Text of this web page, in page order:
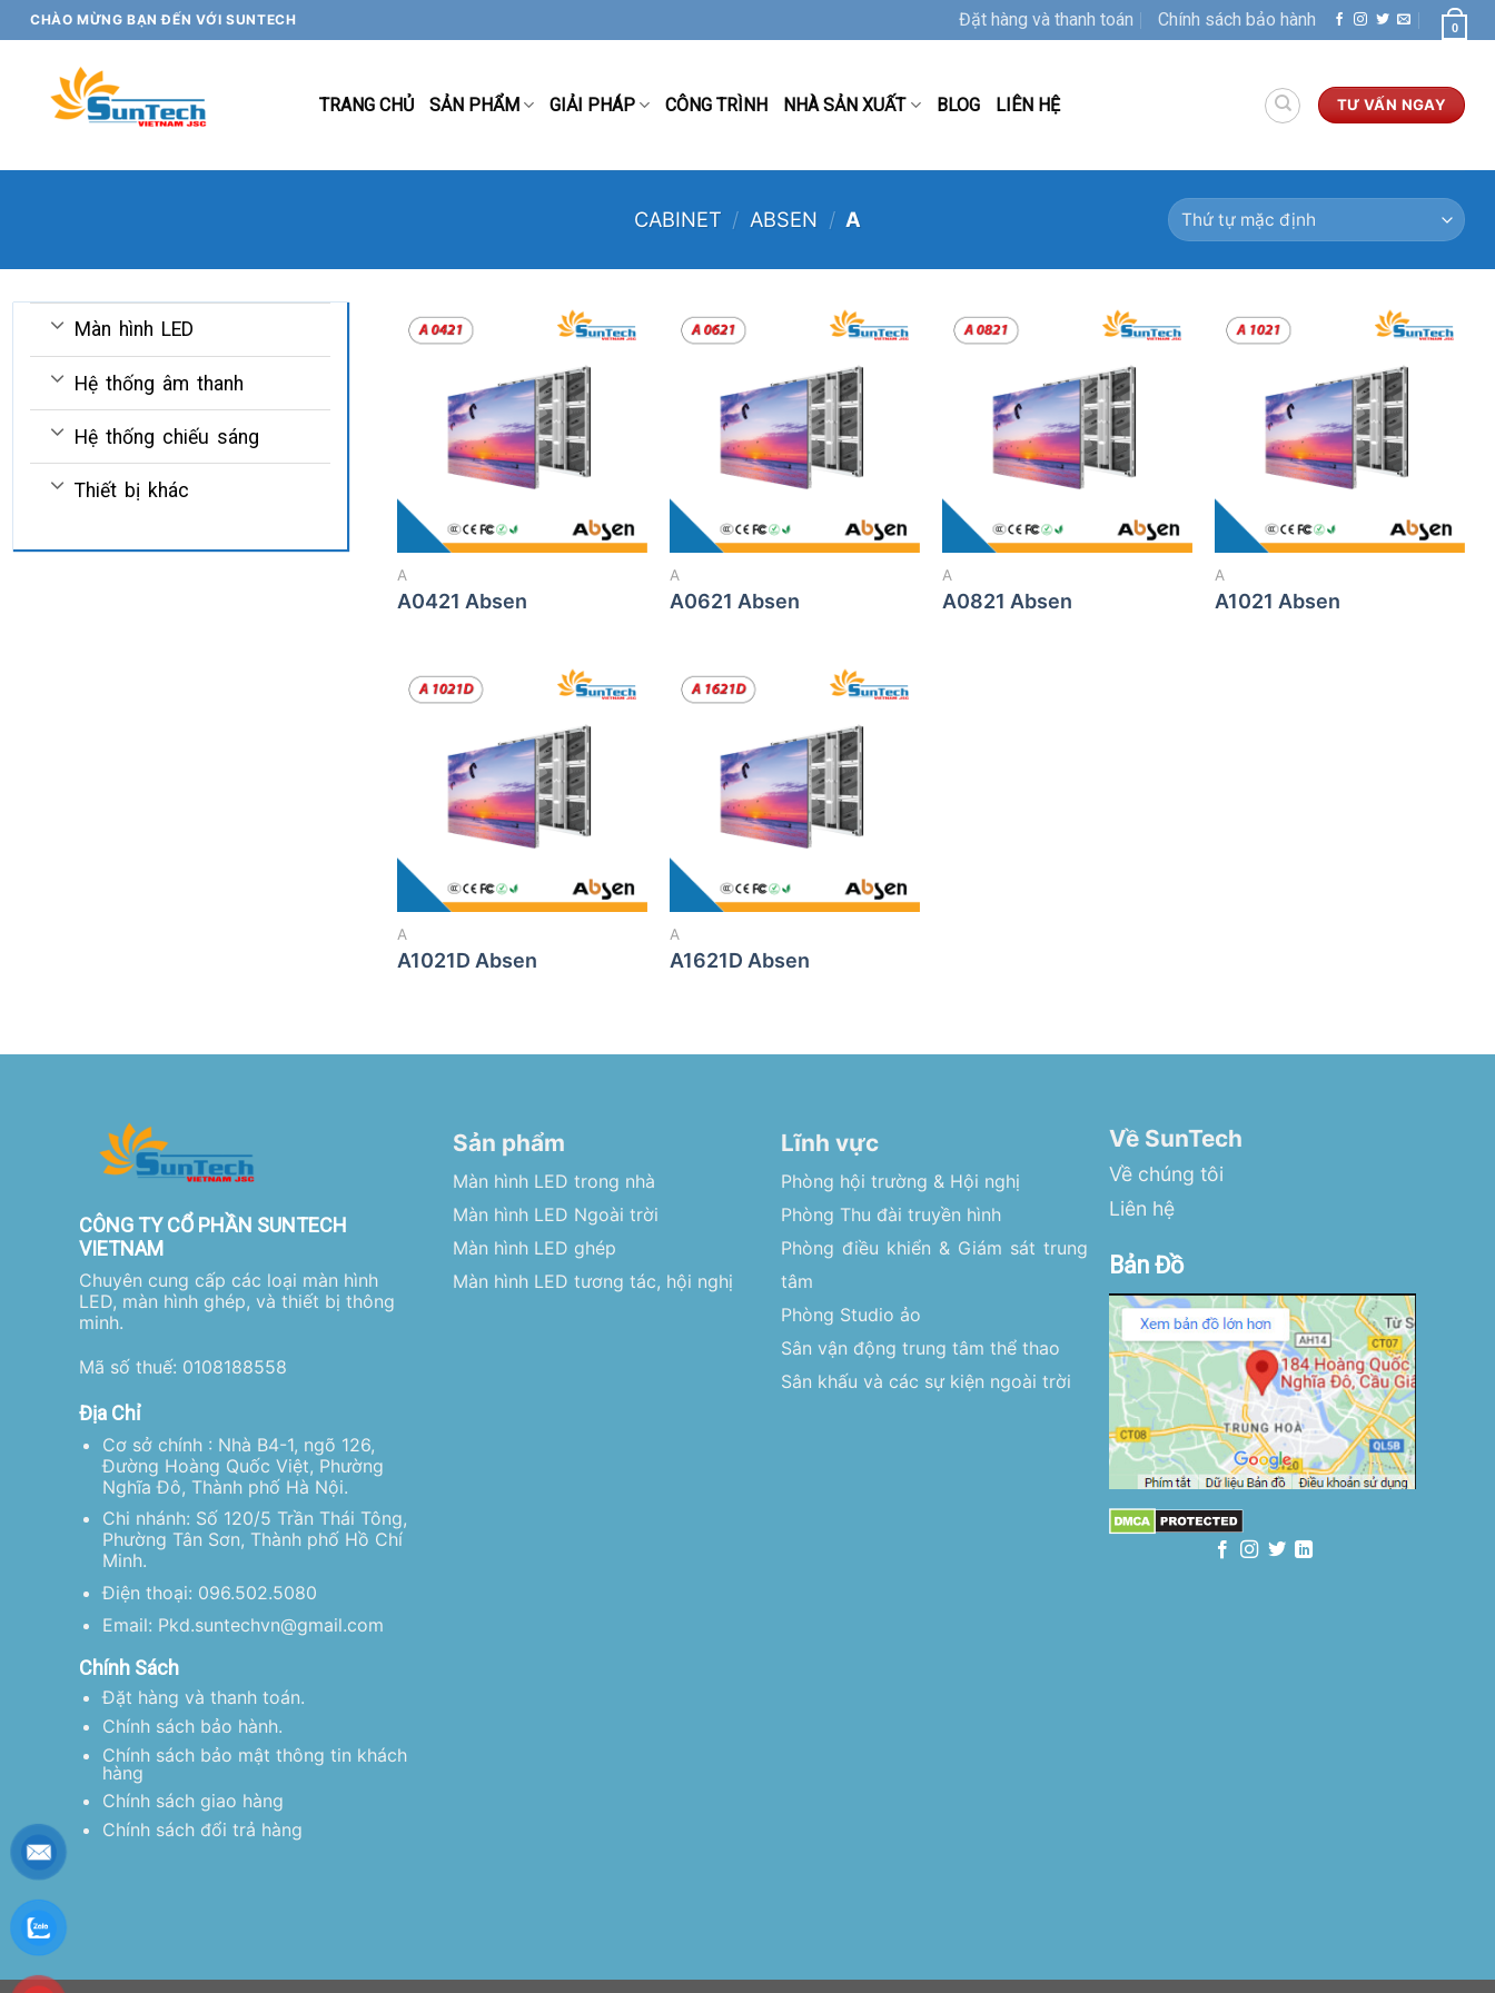
Skip
to
CHÀO MỪNG BẠN ĐẾN VỚI SUNTECH Đặt hàng và thanh toán Chính sách bảo hành 0
TRANG CHỦ SẢN PHẨM GIẢI PHÁP CÔNG TRÌNH NHÀ SẢN XUẤT BLOG LIÊN HỆ TƯ VẤN NGAY
CABINET / ABSEN / A
Màn hình LED
Hệ thống âm thanh
Hệ thống chiếu sáng
Thiết bị khác
A
A0421 Absen
A
A0621 Absen
A
A0821 Absen
A
A1021 Absen
A
A1021D Absen
A
A1621D Absen
CÔNG TY CỔ PHẦN SUNTECH
VIETNAM
Chuyên cung cấp các loại màn hình
LED, màn hình ghép, và thiết bị thông
minh.
Mã số thuế: 0108188558
Địa Chỉ
Cơ sở chính : Nhà B4-1, ngõ 126,
Đường Hoàng Quốc Việt, Phường
Nghĩa Đô, Thành phố Hà Nội.
Chi nhánh: Số 120/5 Trần Thái Tông,
Phường Tân Sơn, Thành phố Hồ Chí
Minh.
Điện thoại: 096.502.5080
Email: Pkd.suntechvn@gmail.com
Chính Sách
Đặt hàng và thanh toán.
Chính sách bảo hành.
Chính sách bảo mật thông tin khách
hàng
Chính sách giao hàng
Chính sách đổi trả hàng
Sản phẩm
Màn hình LED trong nhà
Màn hình LED Ngoài trời
Màn hình LED ghép
Màn hình LED tương tác, hội nghị
Lĩnh vực
Phòng hội trường & Hội nghị
Phòng Thu đài truyền hình
Phòng điều khiển & Giám sát trung
tâm
Phòng Studio ảo
Sân vận động trung tâm thể thao
Sân khấu và các sự kiện ngoài trời
Về SunTech
Về chúng tôi
Liên hệ
Bản Đồ